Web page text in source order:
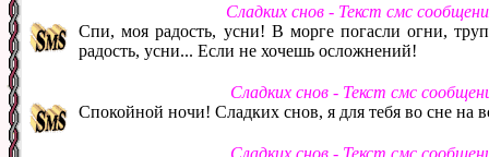
Сладких снов - Текст смс
Спи, моя радость, усни! В морге погасли огни,
радость, усни... Если не хочешь осложнений!
Сладких снов - Текст смс
Спокойной ночи! Сладких снов, я для тебя во сне на
Сладких снов - Текст смс